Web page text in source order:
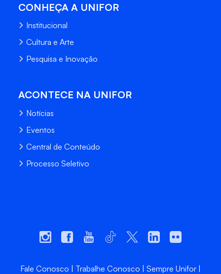
CONHEÇA A UNIFOR
Institucional
Cultura e Arte
Pesquisa e Inovação
ACONTECE NA UNIFOR
Notícias
Eventos
Central de Conteúdo
Processo Seletivo
Fale Conosco Trabalhe Conosco
Sempre Unifor